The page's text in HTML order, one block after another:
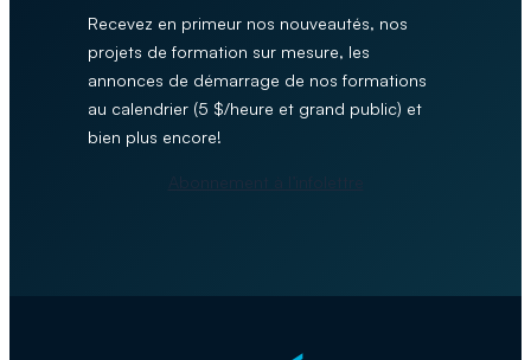
Recevez en primeur nos nouveautés, nos
projets de formation sur mesure, les
annonces de démarrage de nos formations
au calendrier (5 $/heure et grand public) et
bien plus encore!
Abonnement à l’infolettre